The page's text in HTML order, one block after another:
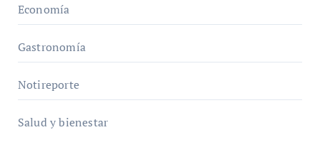
Economía
Gastronomía
Notireporte
Salud y bienestar